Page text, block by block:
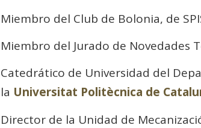
Miembro del Club de Bolonia, de
Miembro del Jurado de Novedades
Catedrático de Universidad del
la Universitat Politècnica de
Director de la Unidad de